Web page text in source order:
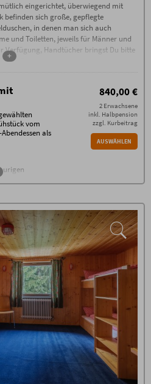
eingerichtet, überwiegend mit
befinden sich große, gepflegte
in denen man sich auch
und Toiletten, jeweils für Männer und
Verfügung, Handtücher bringst Du bitte
Zimmer und im gesamten
+
vom
als
urigen
Menü in
Storno-Gebühren
100% Storno-Gebühren
Anreise.
möglich.
per E-Mail erfolgen
einer
Storno-Gebühren
Storno-Gebühren
Anreise.
möglich.
per E-Mail erfolgen
einer
840,00 €
2 Erwachsene
inkl. Halbpension
zzgl. Kurbeitrag
AUSWÄHLEN